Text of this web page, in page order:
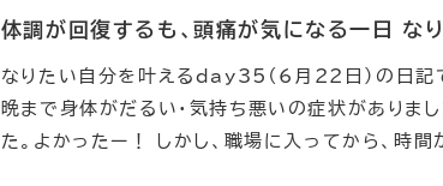
体調が回復するも、頭痛が気になる一日_
なりたい自分を叶えるday35（6月22日）の日記で
晩まで身体がだるい・気持ち悪いの症状がありま
た。よかったー！ しかし、職場に入ってから、時